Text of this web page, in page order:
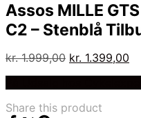
Assos MILLE
C2 – Stenblå
kr.1.999,00 Den
kr. 1.999,00.
kr. 1.399,00
Share this product